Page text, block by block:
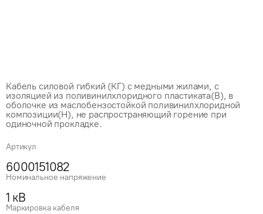
Кабель силовой гибкий (КГ) с медными жилами, с
изоляцией из поливинилхлоридного пластиката(В), в
оболочке из маслобензостойкой поливинилхлоридной
композиции(Н), не распространяющий горение при
одиночной прокладке.
Артикул
6000151082
Номинальное напряжение
1 кВ
Маркировка кабеля